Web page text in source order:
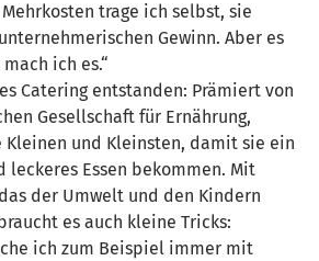
trage ich selbst, sie
Gewinn. Aber es
ich es.“
Catering entstanden: Prämiert von
Gesellschaft für Ernährung,
und Kleinsten, damit sie ein
leckeres Essen bekommen. Mit
der Umwelt und den Kindern
es auch kleine Tricks:
ich zum Beispiel immer mit